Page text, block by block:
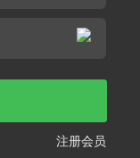
注册会员